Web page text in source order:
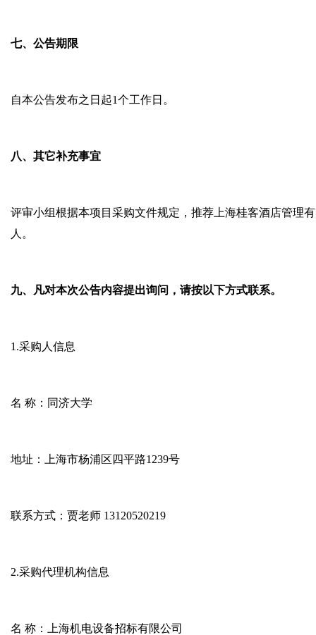
七、公告期限
自本公告发布之日起1个工作日。
八、其它补充事宜
评审小组根据本项目采购文件规定，推荐上海桂客酒店管理
人。
九、凡对本次公告内容提出询问，请按以下方式联系。
1.采购人信息
名 称：同济大学
地址：上海市杨浦区四平路1239号
联系方式：贾老师 13120520219
2.采购代理机构信息
名 称：上海机电设备招标有限公